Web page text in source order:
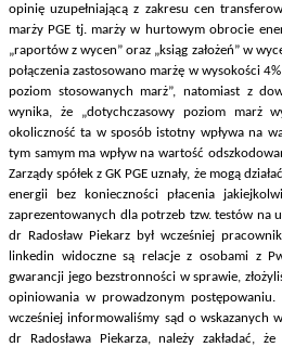
opinię uzupełniającą z zakresu cen
marży PGE tj. marży w hurtowym obrocie
„raportów z wycen” oraz „ksiąg założeń” w
połączenia zastosowano marżę w wysokości
poziom stosowanych marż”, natomiast z
wynika, że „dotychczasowy poziom marż
okoliczność ta w sposób istotny wpływa na
tym samym ma wpływ na wartość
Zarządy spółek z GK PGE uznały, że mogą
energii bez konieczności płacenia
zaprezentowanych dla potrzeb tzw. testów na
dr Radosław Piekarz był wcześniej
linkedin widoczne są relacje z osobami z
gwarancji jego bezstronności w sprawie,
opiniowania w prowadzonym
wcześniej informowaliśmy sąd o wskazanych
dr Radosława Piekarza, należy zakładać,